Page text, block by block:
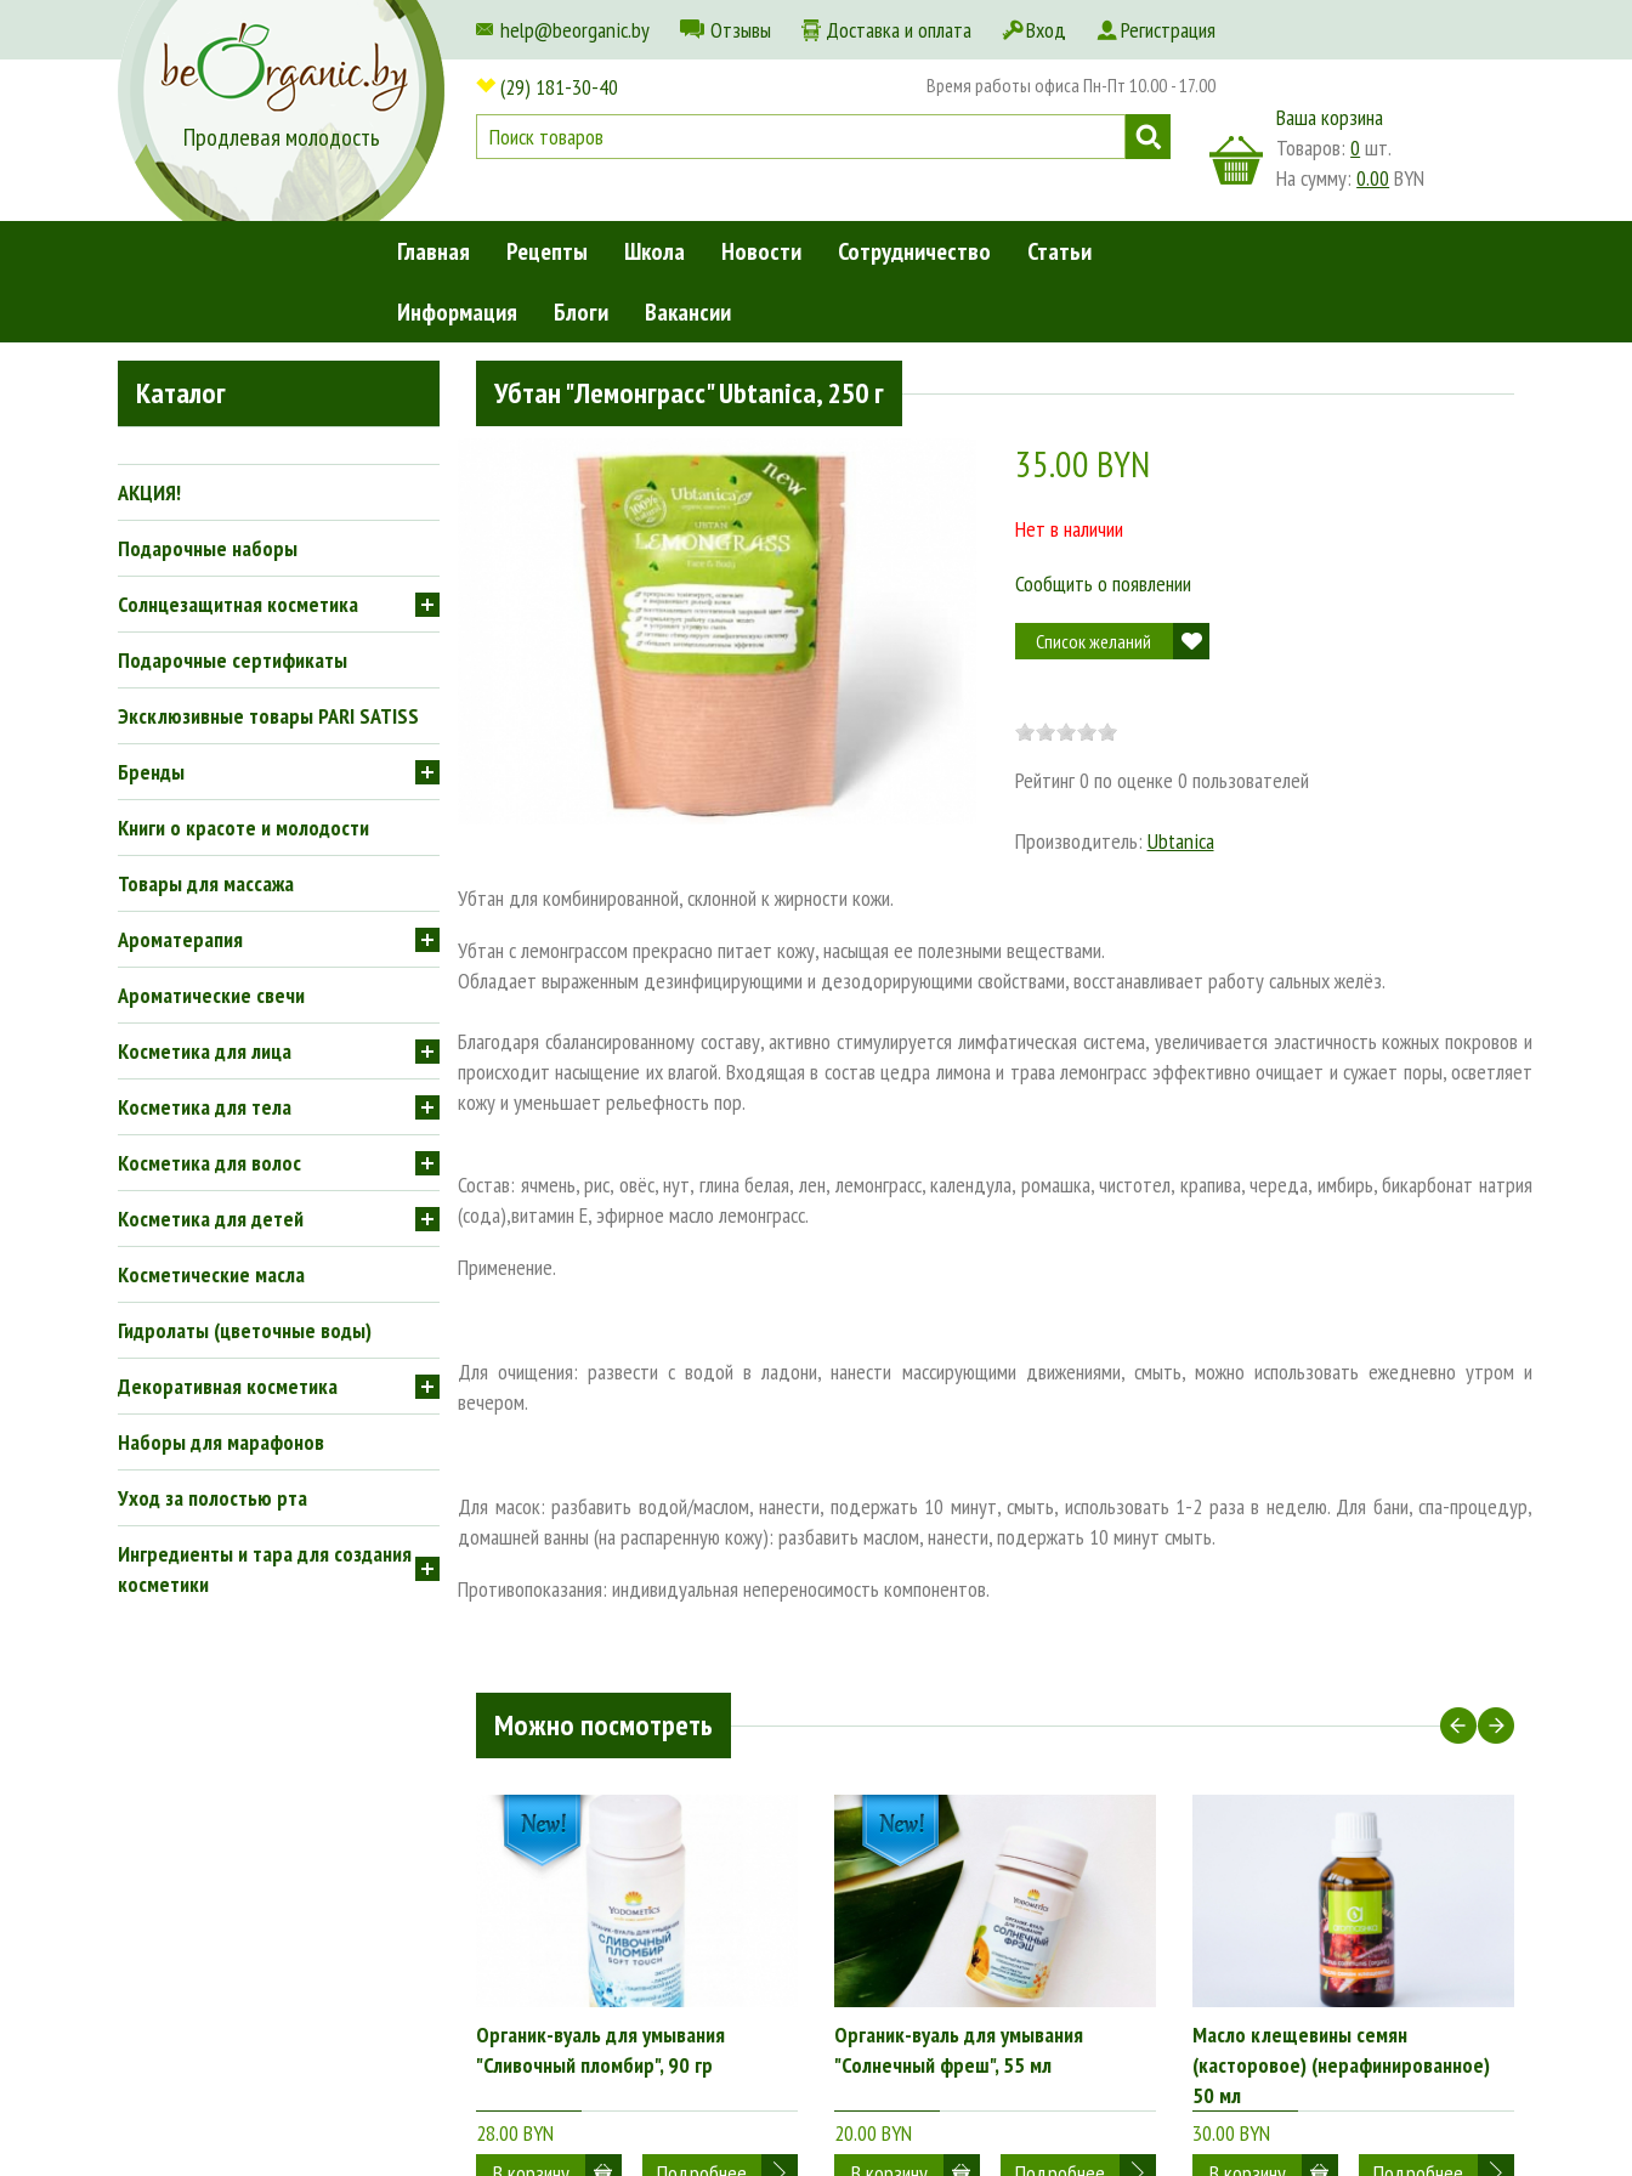
help@beorganic.by Отзывы Доставка и оплата Вход Регистрация
Продлевая молодость
(29) 181-30-40 Время работы офиса Пн-Пт 10.00 - 17.00
Ваша корзина
Товаров:0 шт.
На сумму:0.00 BYN
Главная Рецепты Школа Новости Сотрудничество
Статьи
Информация
Блоги Вакансии
Очищение и демакияж »Убтан "Лемонграсс" Ubtanica, 250 г
Каталог
АКЦИЯ!
Подарочные наборы
Солнцезащитная косметика
Подарочные сертификаты
Эксклюзивные товары PARI SATISS
Бренды
Книги о красоте и молодости
Товары для массажа
Ароматерапия
Ароматические свечи
Косметика для лица
Косметика для тела
Косметика для волос
Косметика для детей
Косметические масла
Гидролаты (цветочные воды)
Декоративная косметика
Наборы для марафонов
Уход за полостью рта
Ингредиенты и тара для создания
косметики
Убтан "Лемонграсс" Ubtanica, 250 г
35.00 BYN
Нет в наличии
Сообщить о появлении
Список желаний
Рейтинг0 по оценке 0 пользователей
Производитель: Ubtanica
Убтан для комбинированной, склонной к жирности кожи.
Убтан с лемонграссом прекрасно питает кожу, насыщая ее полезными веществами.
Обладает выраженным дезинфицирующими и дезодорирующими свойствами, восстанавливает работу сальных желёз.
Благодаря сбалансированному составу, активно стимулируется лимфатическая система, увеличивается эластичность кожных покровов и
происходит насыщение их влагой. Входящая в состав цедра лимона и трава лемонграсс эффективно очищает и сужает поры, осветляет
кожу и уменьшает рельефность пор.
Состав: ячмень, рис, овёс, нут, глина белая, лен, лемонграсс, календула, ромашка, чистотел, крапива, череда, имбирь, бикарбонат натрия
(сода),витамин Е, эфирное масло лемонграсс.
Применение.
Для очищения: развести с водой в ладони, нанести массирующими движениями, смыть, можно использовать ежедневно утром и
вечером.
Для масок: разбавить водой/маслом, нанести, подержать 10 минут, смыть, использовать 1-2 раза в неделю. Для бани, спа-процедур,
домашней ванны (на распаренную кожу): разбавить маслом, нанести, подержать 10 минут смыть.
Противопоказания: индивидуальная непереносимость компонентов.
Можно посмотреть
Органик-вуаль для умывания
"Сливочный пломбир", 90 гр
28.00 BYN
Органик-вуаль для умывания
"Солнечный фреш", 55 мл
20.00 BYN
Масло клещевины семян
(касторовое) (нерафинированное)
50 мл
30.00 BYN